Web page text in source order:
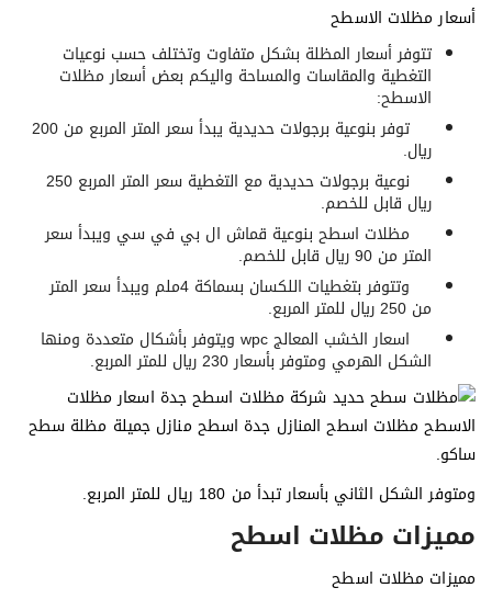
أسعار مظلات الاسطح
تتوفر أسعار المظلة بشكل متفاوت وتختلف حسب نوعيات
التغطية والمقاسات والمساحة واليكم بعض أسعار مظلات
الاسطح:
توفر بنوعية برجولات حديدية يبدأ سعر المتر المربع من 200
ريال.
نوعية برجولات حديدية مع التغطية سعر المتر المربع 250
ريال قابل للخصم.
مظلات اسطح بنوعية قماش ال بي في سي ويبدأ سعر
المتر من 90 ريال قابل للخصم.
وتتوفر بتغطيات اللكسان بسماكة 4ملم ويبدأ سعر المتر
من 250 ريال للمتر المربع.
اسعار الخشب المعالج wpc ويتوفر بأشكال متعددة ومنها
الشكل الهرمي ومتوفر بأسعار 230 ريال للمتر المربع.
ومتوفر الشكل الثاني بأسعار تبدأ من 180 ريال للمتر المربع.
مميزات مظلات اسطح
مميزات مظلات اسطح